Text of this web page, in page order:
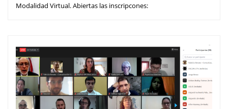
Modalidad Virtual. Abiertas las inscripcones: